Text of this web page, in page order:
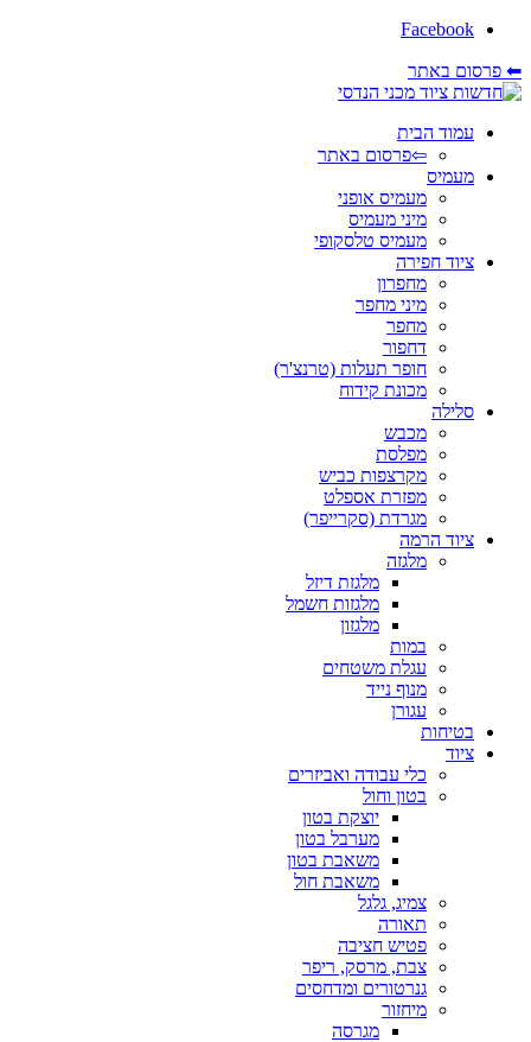
Facebook
באתר
עמוד הבית
⇦פרסום באתר
מעמיס
מעמיס אופני
מיני מעמיס
מעמיס טלסקופי
ציוד חפירה
מחפרון
מיני מחפר
מחפר
דחפור
חופר תעלות (טרנצ'ר)
מכונת קידוח
סלילה
מכבש
מפלסת
מקרצפות כביש
מפזרת אספלט
מגרדת (סקרייפר)
ציוד הרמה
מלגזה
מלגזת דיזל
מלגזות חשמל
מלגזון
במות
עגלת משטחים
מנוף נייד
עגורן
בטיחות
ציוד
כלי עבודה ואביזרים
בטון וחול
יוצקת בטון
מערבל בטון
משאבת בטון
משאבת חול
צמיג, גלגל
תאורה
פטיש חציבה
צבת, מרסק, ריפר
גנרטורים ומדחסים
מיחזור
מגרסה